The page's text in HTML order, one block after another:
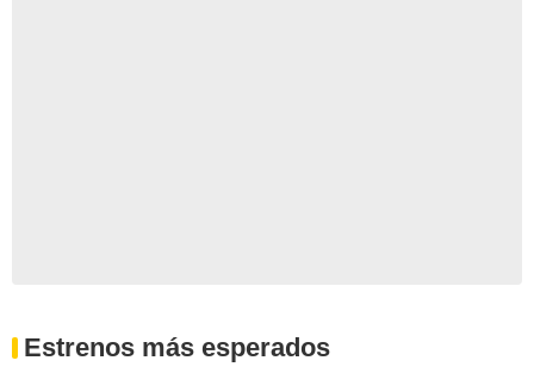
Estrenos más esperados